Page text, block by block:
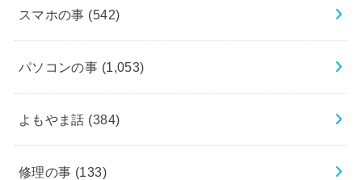
スマホの事 (542)
パソコンの事 (1,053)
よもやま話 (384)
修理の事 (133)